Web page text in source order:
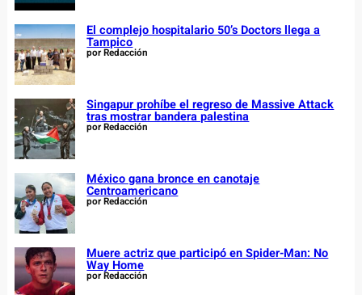
El complejo hospitalario 50’s Doctors llega a
Tampico
por Redacción
Singapur prohíbe el regreso de Massive Attack
tras mostrar bandera palestina
por Redacción
México gana bronce en canotaje
Centroamericano
por Redacción
Muere actriz que participó en Spider-Man: No
Way Home
por Redacción